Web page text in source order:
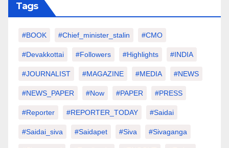
Tags
#BOOK #chief_minister_stalin #CMO
#devakkottai #followers #highlights #INDIA
#JOURNALIST #MAGAZINE #MEDIA #NEWS
#NEWS_PAPER #Now #PAPER #PRESS
#Reporter #REPORTER_TODAY #saidai
#saidai_siva #saidapet #Siva #Sivaganga